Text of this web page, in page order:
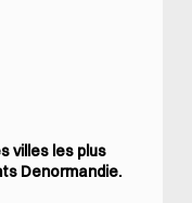
villes les plus
Denormandie.